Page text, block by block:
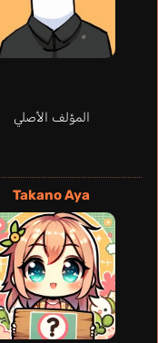
المؤلف الأصلي
Takano Aya
Maeda Hiroki